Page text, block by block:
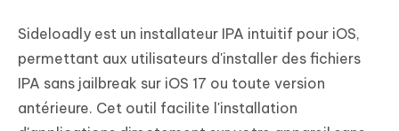
Sideloadly est un installateur IPA intuitif pour iOS,
permettant aux utilisateurs d'installer des fichiers
IPA sans jailbreak sur iOS 17 ou toute version
antérieure. Cet outil facilite l'installation